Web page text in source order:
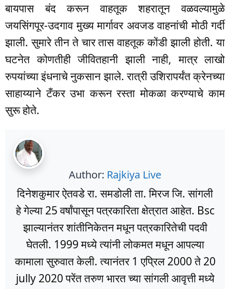
बायपास बंद करून वाहतूक शहरातून वळवल्यामुळे
जयसिंगपूर-उदगाव मुख्य मार्गावर अवजड वाहनांची मोठी गर्दी
झाली. सुमारे तीन ते चार तास वाहतूक कोंडी झाली होती. या
घटनेत कोणतीही जीवितहानी झाली नाही, मात्र लाखो
रुपयांच्या इंधनाचे नुकसान झाले. रात्री उशिरापर्यंत क्रेनच्या
साहाय्याने टँकर उभा करून रस्ता मोकळा करण्याचे काम
सुरू होते.
Author: Rajkiya Live
दिनेशकुमार ऐतवडे रा. समडोली ता. मिरज जि. सांगली
हे गेल्या 25 वर्षांपासून पत्रकारिता क्षेत्रात आहेत. Bsc
झाल्यानंतर शांतीनिकेतन मधून पत्रकारितेची पदवी
घेतली. 1999 मध्ये त्यांनी लोकमत मधून आपल्या
कामाला सुरुवात केली. त्यानंतर 1 एप्रिल 2000 ते 20
jully 2020 परेंत तरुण भारत च्या सांगली आवृत्ती मध्ये